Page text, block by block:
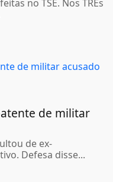
no TSE. Nos TREs
de militar
de ex-
Defesa disse...